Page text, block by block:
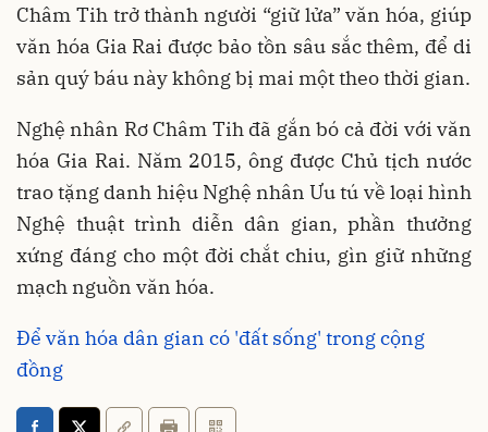
Châm Tih trở thành người “giữ lửa” văn hóa, giúp
văn hóa Gia Rai được bảo tồn sâu sắc thêm, để di
sản quý báu này không bị mai một theo thời gian.
Nghệ nhân Rơ Châm Tih đã gắn bó cả đời với văn
hóa Gia Rai. Năm 2015, ông được Chủ tịch nước
trao tặng danh hiệu Nghệ nhân Ưu tú về loại hình
Nghệ thuật trình diễn dân gian, phần thưởng
xứng đáng cho một đời chắt chiu, gìn giữ những
mạch nguồn văn hóa.
Để văn hóa dân gian có 'đất sống' trong cộng
đồng